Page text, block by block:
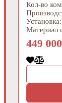
Кол-во
Установка:
Материал
449